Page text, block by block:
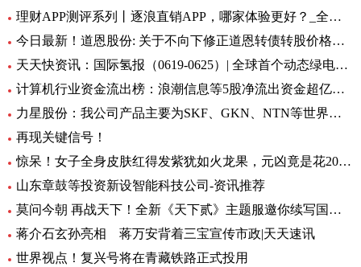
理财APP测评系列丨逐浪直销APP，哪家体验更好？_全球今亮点
今日最新！道恩股份: 关于不向下修正道恩转债转股价格的公告
天天快资讯：国际氢报（0619-0625）| 全球首个动态绿电制氨工厂初具规模；MTU开发液氢航空燃料电池技术；道达尔致力于绿氢炼油……
计算机行业资金流出榜：浪潮信息等5股净流出资金超亿元_世界热文
力星股份：我公司产品主要为SKF、GKN、NTN等世界著名的轴承公司配套 全球热点评
再现关键信号！
惊呆！女子全身皮肤红得发紫犹如火龙果，元凶竟是花20块钱买的……_每日观点
山东章鼓等投资新设智能科技公司-资讯推荐
莫问今朝 再战天下！全新《天下贰》主题服邀你续写国韵风华！_当前播报
蒋介石玄孙亮相 蒋万安背着三宝宣传市政|天天速讯
世界视点！复兴号将在青藏铁路正式投用